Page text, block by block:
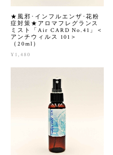
★風邪･インフルエンザ･花粉
症対策★アロマフレグランス
ミスト「Air CARD No.41」＜
アンチウィルス 101＞
（20ml）
¥1,480